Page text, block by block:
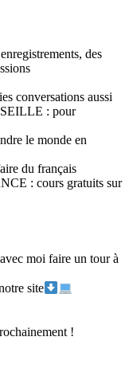
des
conversations aussi
: pour
le monde en
du français
: cours gratuits sur
moi faire un tour à
site
!